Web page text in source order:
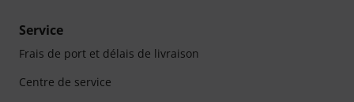
Service
Frais de port et délais de livraison
Centre de service